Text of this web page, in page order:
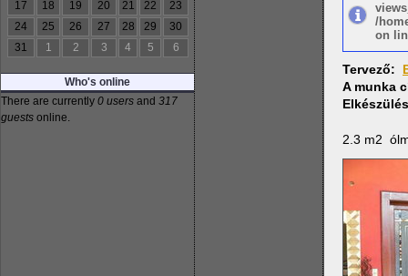
17
18 19 20 21 22
23
24
25 26 27 28 29
30
31
1 2 3 4 5 6
Who's online
There are currently 0 users and 317
guests online.
/
on
Tervező:
A munka
2.3 m2